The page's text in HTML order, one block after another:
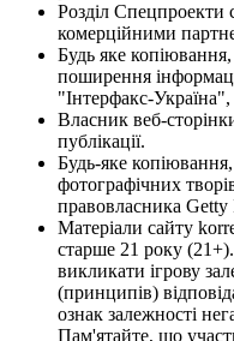
Розділ Спецпроекти
комерційними
Будь яке
поширення
"Інтерфакс-
Власник веб-
публікації.
Будь-яке
фотографічних
правовласника Getty
Матеріали сайту
старше 21 року
викликати ігрову
(принципів)
ознак залежності
Пам'ятайте, що